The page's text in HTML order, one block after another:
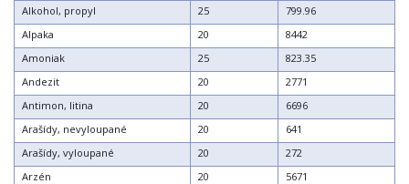
Alkohol, propyl
25
799.96
Alpaka
20
8442
Amoniak
25
823.35
Andezit
20
2771
Antimon, litina
20
6696
Arašídy, nevyloupané
20
641
Arašídy, vyloupané
20
272
Arzén
20
5671